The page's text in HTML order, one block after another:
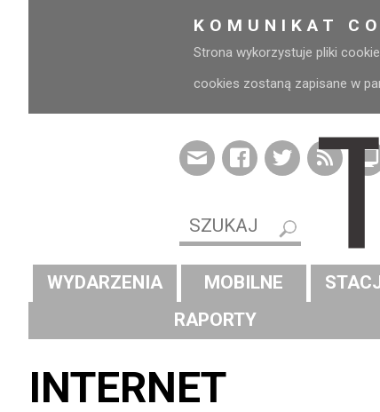
KOMUNIKAT
Strona wykorzystuje pliki
cookies zostaną zapisane w
WYDARZENIA MOBILNE
RAPORTY
INTERNET